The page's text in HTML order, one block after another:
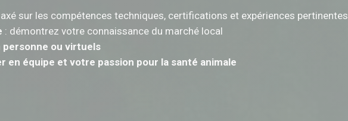
axé sur les compétences techniques, certifications et expériences pertinentes
: démontrez votre connaissance du marché local
ou virtuels
en équipe et votre passion pour la santé animale